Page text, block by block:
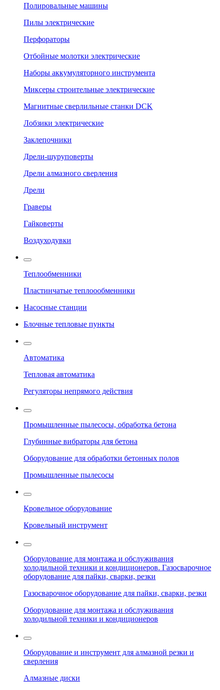
Полировальные машины
Пилы электрические
Перфораторы
Отбойные молотки электрические
Наборы аккумуляторного инструмента
Миксеры строительные электрические
Магнитные сверлильные станки DCK
Лобзики электрические
Заклепочники
Дрели-шуруповерты
Дрели алмазного сверления
Дрели
Граверы
Гайковерты
Воздуходувки
Теплообменники
Пластинчатые теплоообменники
Насосные станции
Блочные тепловые пункты
Автоматика
Тепловая автоматика
Регуляторы непрямого действия
Промышленные пылесосы, обработка бетона
Глубинные вибраторы для бетона
Оборудование для обработки бетонных полов
Промышленные пылесосы
Кровельное оборудование
Кровельный инструмент
Оборудование для монтажа и обслуживания
холодильной техники и кондиционеров. Газосварочное
оборудование для пайки, сварки, резки
Газосварочное оборудование для пайки, сварки, резки
Оборудование для монтажа и обслуживания
холодильной техники и кондиционеров
Оборудование и инструмент для алмазной резки и
сверления
Алмазные диски